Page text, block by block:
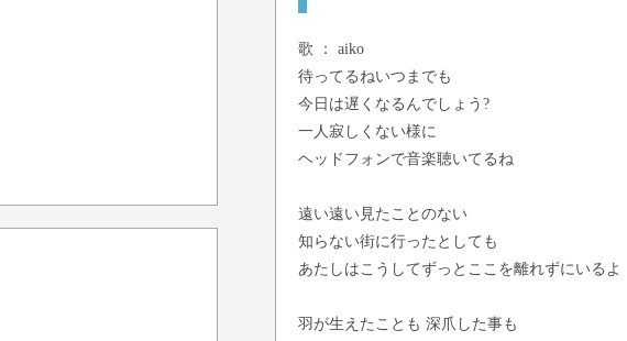
歌 ： aiko
待ってるねいつまでも
今日は遅くなるんでしょう?
一人寂しくない様に
ヘッドフォンで音楽聴いてるね
遠い遠い見たことのない
知らない街に行ったとしても
あたしはこうしてずっとここを離れずにいるよ
羽が生えたことも 深爪した事も